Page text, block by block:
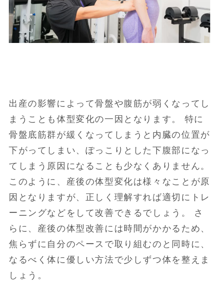
出産の影響によって骨盤や腹筋が弱くなってし
まうことも体型変化の一因となります。 特に
骨盤底筋群が緩くなってしまうと内臓の位置が
下がってしまい、ぽっこりとした下腹部になっ
てしまう原因になることも少なくありません。
このように、産後の体型変化は様々なことが原
因となりますが、正しく理解すれば適切にトレ
ーニングなどをして改善できるでしょう。 さ
らに、産後の体型改善には時間がかかるため、
焦らずに自分のペースで取り組むのと同時に、
なるべく体に優しい方法で少しずつ体を整えま
しょう。